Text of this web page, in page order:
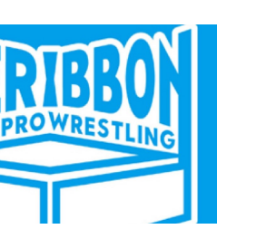
de Stephanie Vaquer foi adiado
MAIN EVENT? Triple H